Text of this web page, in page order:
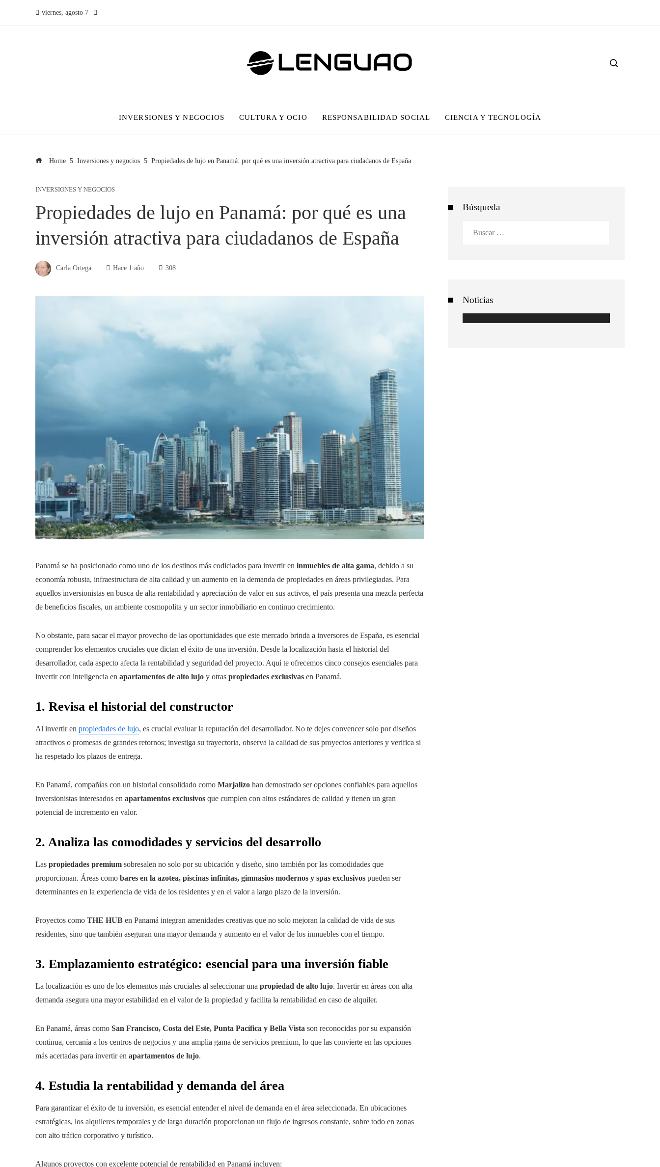
viernes, agosto 7
INVERSIONES Y NEGOCIOS CULTURA Y OCIO RESPONSABILIDAD SOCIAL CIENCIA Y TECNOLOGÍA
Home Inversiones y negocios Propiedades de lujo en Panamá: por qué es una inversión atractiva para ciudadanos de España
INVERSIONES Y NEGOCIOS
Propiedades de lujo en Panamá: por qué es una
inversión atractiva para ciudadanos de España
Carla Ortega Hace 1 año 308
Panamá se ha posicionado como uno de los destinos más codiciados para invertir en inmuebles de alta gama, debido a su
economía robusta, infraestructura de alta calidad y un aumento en la demanda de propiedades en áreas privilegiadas. Para
aquellos inversionistas en busca de alta rentabilidad y apreciación de valor en sus activos, el país presenta una mezcla perfecta
de beneficios fiscales, un ambiente cosmopolita y un sector inmobiliario en continuo crecimiento.
No obstante, para sacar el mayor provecho de las oportunidades que este mercado brinda a inversores de España, es esencial
comprender los elementos cruciales que dictan el éxito de una inversión. Desde la localización hasta el historial del
desarrollador, cada aspecto afecta la rentabilidad y seguridad del proyecto. Aquí te ofrecemos cinco consejos esenciales para
invertir con inteligencia en apartamentos de alto lujo y otras propiedades exclusivas en Panamá.
1. Revisa el historial del constructor
Al invertir en propiedades de lujo, es crucial evaluar la reputación del desarrollador. No te dejes convencer solo por diseños
atractivos o promesas de grandes retornos; investiga su trayectoria, observa la calidad de sus proyectos anteriores y verifica si
ha respetado los plazos de entrega.
En Panamá, compañías con un historial consolidado como Marjalizo han demostrado ser opciones confiables para aquellos
inversionistas interesados en apartamentos exclusivos que cumplen con altos estándares de calidad y tienen un gran
potencial de incremento en valor.
2. Analiza las comodidades y servicios del desarrollo
Las propiedades premium sobresalen no solo por su ubicación y diseño, sino también por las comodidades que
proporcionan. Áreas como bares en la azotea, piscinas infinitas, gimnasios modernos y spas exclusivos pueden ser
determinantes en la experiencia de vida de los residentes y en el valor a largo plazo de la inversión.
Proyectos como THE HUB en Panamá integran amenidades creativas que no solo mejoran la calidad de vida de sus
residentes, sino que también aseguran una mayor demanda y aumento en el valor de los inmuebles con el tiempo.
3. Emplazamiento estratégico: esencial para una inversión fiable
La localización es uno de los elementos más cruciales al seleccionar una propiedad de alto lujo. Invertir en áreas con alta
demanda asegura una mayor estabilidad en el valor de la propiedad y facilita la rentabilidad en caso de alquiler.
En Panamá, áreas como San Francisco, Costa del Este, Punta Pacífica y Bella Vista son reconocidas por su expansión
continua, cercanía a los centros de negocios y una amplia gama de servicios premium, lo que las convierte en las opciones
más acertadas para invertir en apartamentos de lujo.
4. Estudia la rentabilidad y demanda del área
Para garantizar el éxito de tu inversión, es esencial entender el nivel de demanda en el área seleccionada. En ubicaciones
estratégicas, los alquileres temporales y de larga duración proporcionan un flujo de ingresos constante, sobre todo en zonas
con alto tráfico corporativo y turístico.
Algunos proyectos con excelente potencial de rentabilidad en Panamá incluyen:
Búsqueda
Noticias